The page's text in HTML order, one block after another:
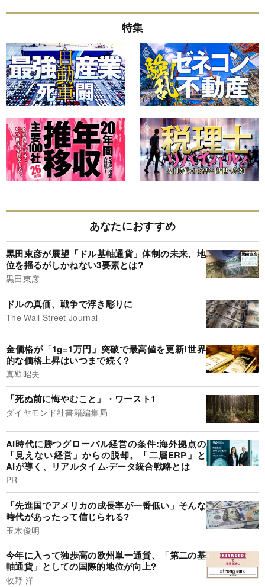
特集
あなたにおすすめ
黒田東彦が展望「ドル基軸通貨」体制の未来、地
位を揺るがしかねない3要素とは?
黒田東彦
ドルの真価、戦争で浮き彫りに
The Wall Street Journal
金価格が「1g=1万円」突破で最高値を更新!世界
的な価格上昇はいつまで続く?
真壁昭夫
「死ぬ前に悔やむこと」・ワースト1
ダイヤモンド社書籍編集局
AI時代に勝つグローバル経営の条件:海外拠点の
「見えない経営」からの脱却。「二層ERP」と
AIが導く、リアルタイム·データ統合戦略とは
PR
「先進国でアメリカの成長率が一番低い」そんな
時代があったって信じられる?
玉木俊明
今年に入って独歩高の欧州単一通貨、「第二の基
軸通貨」としての国際的地位が向上?
牧野 洋